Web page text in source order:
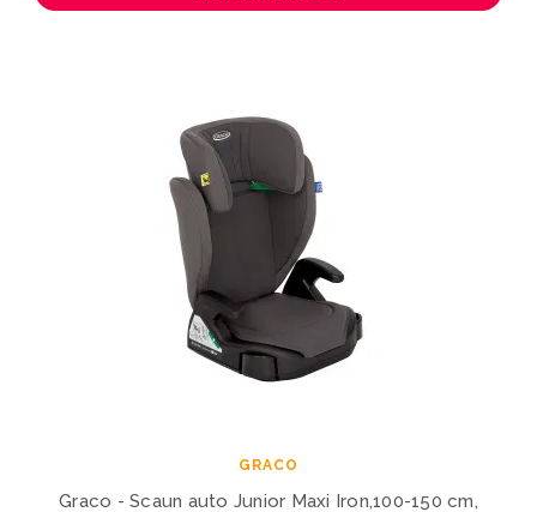
GRACO
Graco - Scaun auto Junior Maxi Iron,100-150 cm,